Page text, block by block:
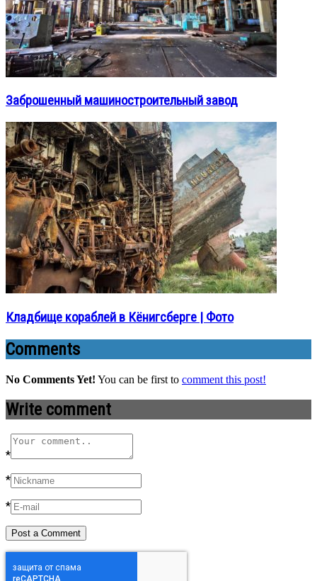
Заброшенный машиностроительный завод
Кладбище кораблей в Кёнигсберге | Фото
Comments
No Comments Yet! You can be first to comment this post!
Write comment
*
*
*